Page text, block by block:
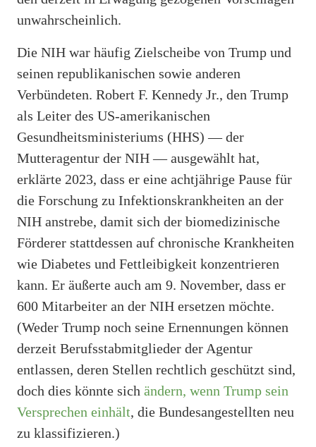
unwahrscheinlich.
Die NIH war häufig Zielscheibe von Trump und
seinen republikanischen sowie anderen
Verbündeten. Robert F. Kennedy Jr., den Trump
als Leiter des US-amerikanischen
Gesundheitsministeriums (HHS) — der
Mutteragentur der NIH — ausgewählt hat,
erklärte 2023, dass er eine achtjährige Pause für
die Forschung zu Infektionskrankheiten an der
NIH anstrebe, damit sich der biomedizinische
Förderer stattdessen auf chronische Krankheiten
wie Diabetes und Fettleibigkeit konzentrieren
kann. Er äußerte auch am 9. November, dass er
600 Mitarbeiter an der NIH ersetzen möchte.
(Weder Trump noch seine Ernennungen können
derzeit Berufsstabmitglieder der Agentur
entlassen, deren Stellen rechtlich geschützt sind,
doch dies könnte sich ändern, wenn Trump sein
Versprechen einhält, die Bundesangestellten neu
zu klassifizieren.)